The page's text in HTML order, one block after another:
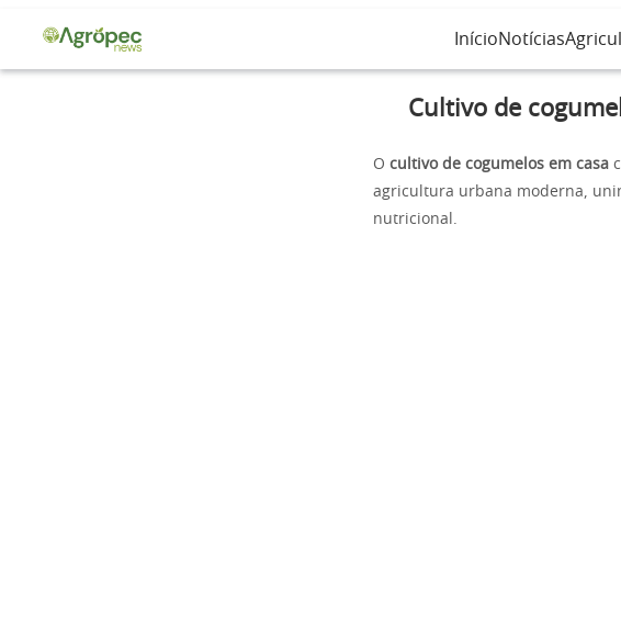
InícioNotícias
Cultivo de
O cultivo de cogumelos em casa
agricultura urbana moderna,
nutricional.